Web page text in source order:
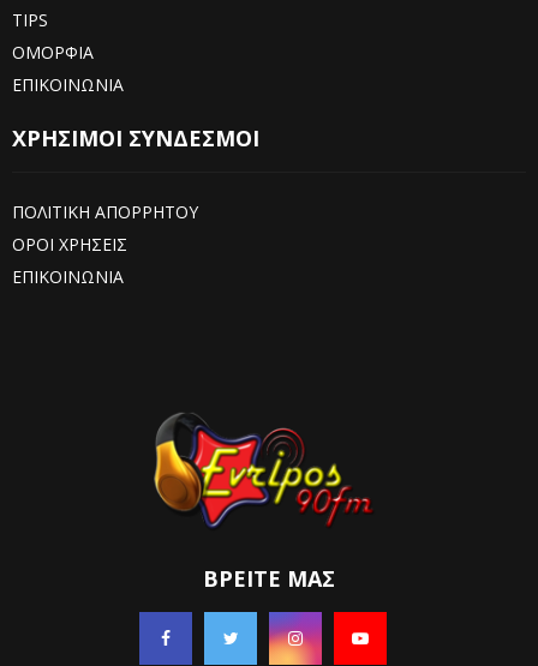
TIPS
ΟΜΟΡΦΙΑ
ΕΠΙΚΟΙΝΩΝΙΑ
ΧΡΗΣΙΜΟΙ ΣΥΝΔΕΣΜΟΙ
ΠΟΛΙΤΙΚΗ ΑΠΟΡΡΗΤΟΥ
ΟΡΟΙ ΧΡΗΣΕΙΣ
ΕΠΙΚΟΙΝΩΝΙΑ
ΒΡΕΊΤΕ ΜΑΣ